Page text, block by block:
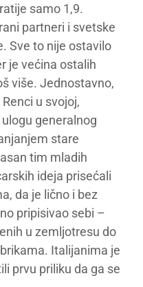
samo 1,9.
partneri i svetske
Sve to nije ostavilo
je većina ostalih
više. Jednostavno,
u svojoj,
generalnog
stare
tim mladih
ideja prisećali
da je lično i bez
pripisivao sebi –
u zemljotresu do
Italijanima je
prvu priliku da ga se